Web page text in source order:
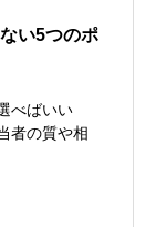
い5つのポ
べばいい
者の質や相